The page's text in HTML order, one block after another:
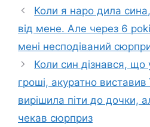
Коли я наро дила сина,
від мене. Але через 6
мені несподіваний
Коли син дізнався, що
гроші, акуратно виставив
вирішила піти до дочки,
чекав сюрприз